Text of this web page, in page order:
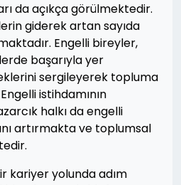
da açıkça görülmektedir.
giderek artan sayıda
Engelli bireyler,
başarıyla yer
sergileyerek topluma
istihdamının
halkı da engelli
artırmakta ve toplumsal
kariyer yolunda adım